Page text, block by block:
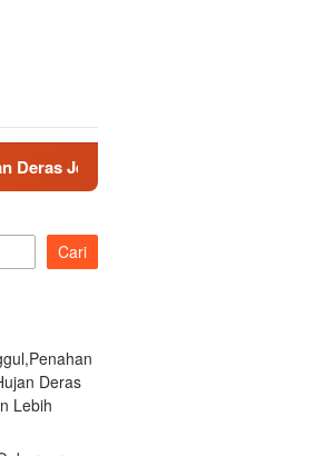
Warga Hutanabolon Lebih
Cari
Deras
Lebih